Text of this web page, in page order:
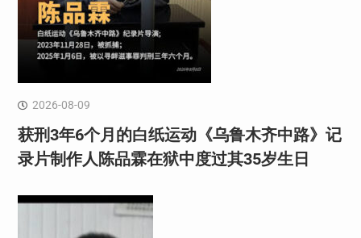
2026-08-09
获刑3年6个月的白纸运动《乌鲁木齐中路》记
录片制作人陈品霖在狱中度过其35岁生日